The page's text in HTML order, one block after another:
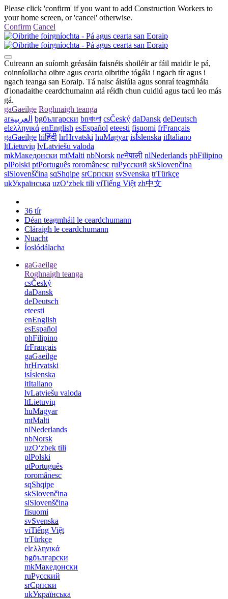
Please click 'confirm' if you want to add Construction Workers to
your home screen, or 'cancel' otherwise.
Confirm Cancel
Cuireann an suíomh gréasáin faisnéis shoiléir ar fáil maidir le pá,
coinníollacha oibre agus cearta oibrithe tógála i ngach tír agus i
ngach teanga san Eoraip. Tá naisc áisiúla agus sonraí teagmhála
d'ionadaithe ceardchumainn atá réidh chun cuidiú agus tacú leo más
gá.
gaGaeilge Roghnaigh teanga
arالعربية bgбългарски bnবাংলা csČeský daDansk deDeutsch
elελληνικά enEnglish esEspañol eteesti fisuomi frFrançais
gaGaeilge hiहिंदी hrHrvatski huMagyar isÍslenska itItaliano
ltLietuvių lvLatviešu valoda
mkМакедонски mtMalti nbNorsk neनेपाली nlNederlands phFilipino
plPolski ptPortuguês roromânesc ruРусский skSlovenčina
slSlovenščina sqShqipe srСрпски svSvenska trTürkçe
ukУкраїнська uzOʻzbek tili viTiếng Việt zh中文
36 tír
Déan teagmháil le ceardchumann
Cláraigh le ceardchumann
Nuacht
Íoslódálacha
gaGaeilge
Roghnaigh teanga
csČeský
daDansk
deDeutsch
eteesti
enEnglish
esEspañol
phFilipino
frFrançais
gaGaeilge
hrHrvatski
isÍslenska
itItaliano
lvLatviešu valoda
ltLietuvių
huMagyar
mtMalti
nlNederlands
nbNorsk
uzOʻzbek tili
plPolski
ptPortuguês
roromânesc
sqShqipe
skSlovenčina
slSlovenščina
fisuomi
svSvenska
viTiếng Việt
trTürkçe
elελληνικά
bgбългарски
mkМакедонски
ruРусский
srСрпски
ukУкраїнська